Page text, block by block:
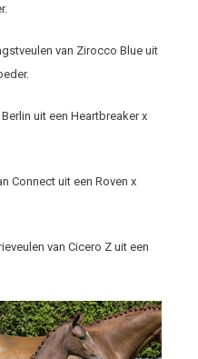
van Zirocco Blue uit
uit een Heartbreaker x
Connect uit een Roven x
van Cicero Z uit een